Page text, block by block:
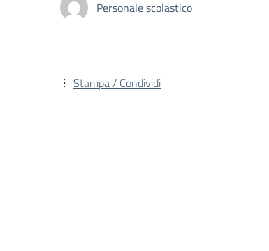
Personale scolastico
Stampa / Condividi